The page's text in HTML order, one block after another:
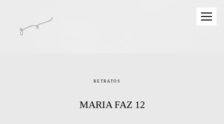
RETRATOS
MARIA FAZ 12